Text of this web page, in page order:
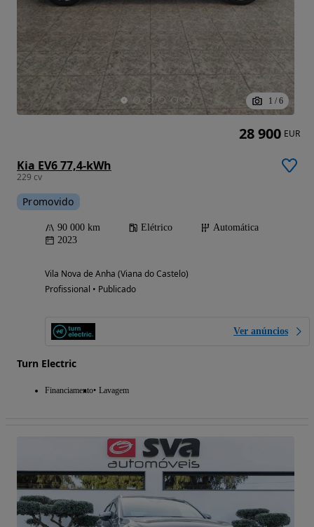
1 / 6
Kia EV6 77,4-kWh
229 cv
Promovido
90 000 km Elétrico
Automática
2023
Vila Nova de Anha (Viana do Castelo)
Profissional • Publicado
Ver anúncios
Turn Electric
Financiamento Lavagem
28 900 EUR